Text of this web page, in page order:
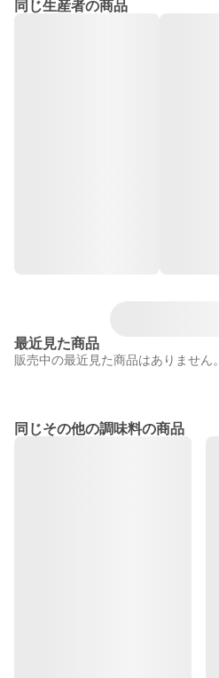
同じ生産者の商品
最近見た商品
販売中の最近見た商品はありません。
同じその他の調味料の商品